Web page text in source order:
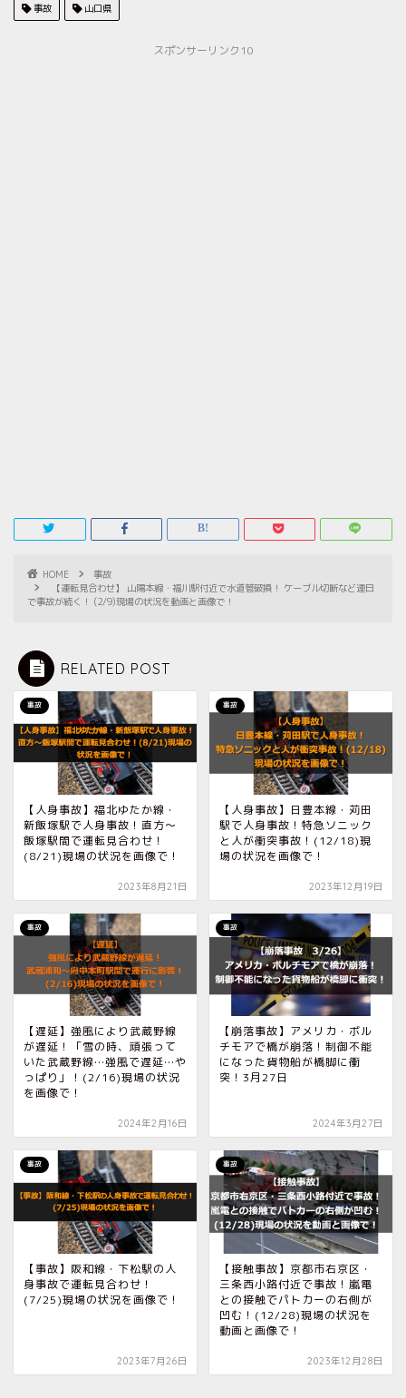
事故 山口県
スポンサーリンク10
HOME
事故
【運転見合わせ】 山陽本線・福川駅付近で水道管破損！ ケーブル切断など連日
で事故が続く！ (2/9)現場の状況を動画と画像で！
RELATED POST
事故
【人身事故】福北ゆたか線・
新飯塚駅で人身事故！直方〜
飯塚駅間で運転見合わせ！
(8/21)現場の状況を画像で！
2023年8月21日
事故
【人身事故】日豊本線・苅田
駅で人身事故！特急ソニック
と人が衝突事故！(12/18)現
場の状況を画像で！
2023年12月19日
事故
【遅延】強風により武蔵野線
が遅延！「雪の時、頑張って
いた武蔵野線…強風で遅延…や
っぱり」！(2/16)現場の状況
を画像で！
2024年2月16日
事故
【崩落事故】アメリカ・ボル
チモアで橋が崩落！制御不能
になった貨物船が橋脚に衝
突！3月27日
2024年3月27日
事故
【事故】阪和線・下松駅の人
身事故で運転見合わせ！
(7/25)現場の状況を画像で！
2023年7月26日
事故
【接触事故】京都市右京区・
三条西小路付近で事故！嵐電
との接触でパトカーの右側が
凹む！(12/28)現場の状況を
動画と画像で！
2023年12月28日